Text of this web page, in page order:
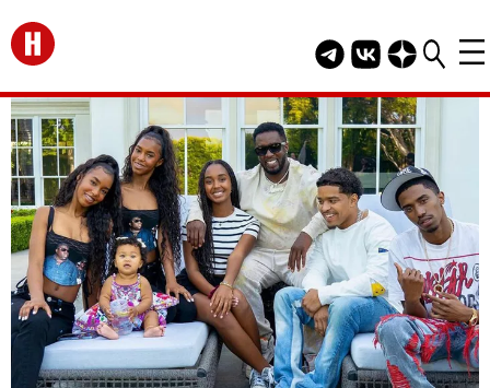
Перейти на главную
Telegram канал
Группа HELLO
Канал